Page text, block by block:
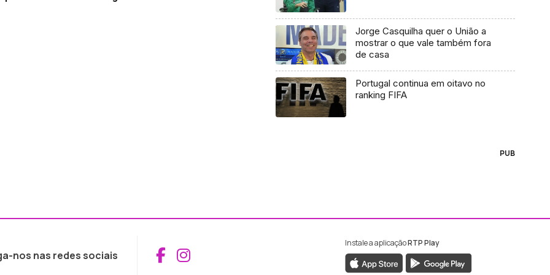
Jorge Casquilha quer o União a
mostrar o que vale também fora
de casa
Portugal continua em oitavo no
ranking FIFA
PUB
nos nas redes sociais Aceder ao Facebook da RTP Madeira
Aceder ao Instagram da RTP Madeira
Instale a aplicaçãoRTP Play